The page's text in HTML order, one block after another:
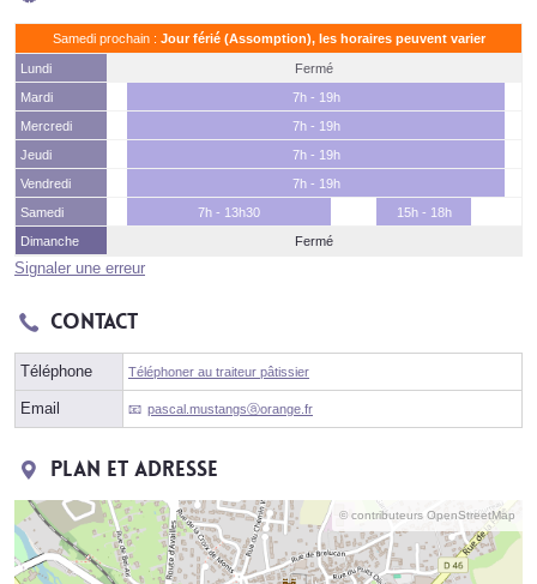
Samedi prochain : Jour férié (Assomption), les horaires peuvent varier
Lundi
Fermé
Mardi
7h - 19h
Mercredi
7h - 19h
Jeudi
7h - 19h
Vendredi
7h - 19h
Samedi
7h - 13h30
15h - 18h
Dimanche
Fermé
Signaler une erreur
Contact
Téléphone Téléphoner au traiteur pâtissier
Email pascal.mustangsⓐorange.fr
Plan et adresse
© contributeurs OpenStreetMap